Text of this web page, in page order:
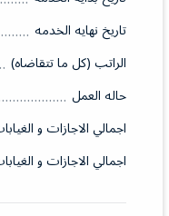
تاريخ نهايه الخدمه
الراتب (كل ما تتقاضاه)
حاله العمل
اجمالي الاجازات و
اجمالي الاجازات و